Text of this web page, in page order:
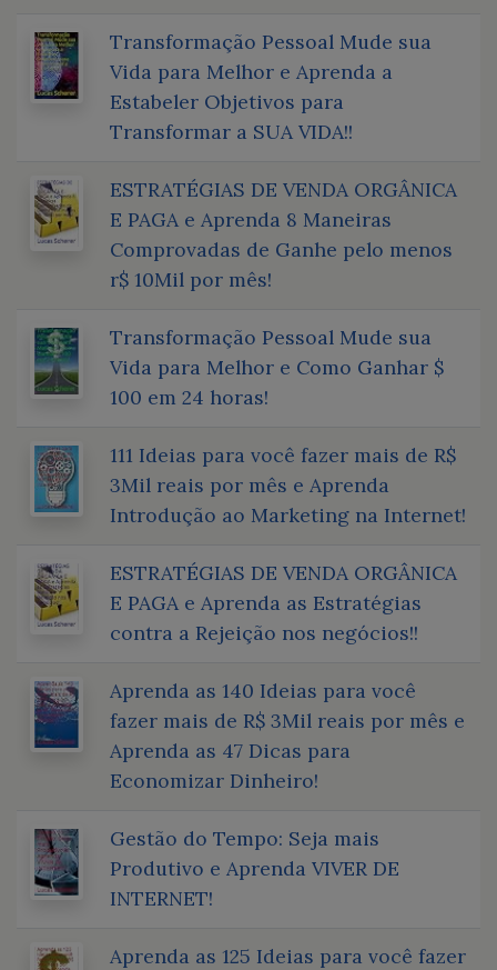
Transformação Pessoal Mude sua
Vida para Melhor e Aprenda a
Estabeler Objetivos para
Transformar a SUA VIDA!!
ESTRATÉGIAS DE VENDA ORGÂNICA
E PAGA e Aprenda 8 Maneiras
Comprovadas de Ganhe pelo menos
r$ 10Mil por mês!
Transformação Pessoal Mude sua
Vida para Melhor e Como Ganhar $
100 em 24 horas!
111 Ideias para você fazer mais de R$
3Mil reais por mês e Aprenda
Introdução ao Marketing na Internet!
ESTRATÉGIAS DE VENDA ORGÂNICA
E PAGA e Aprenda as Estratégias
contra a Rejeição nos negócios!!
Aprenda as 140 Ideias para você
fazer mais de R$ 3Mil reais por mês e
Aprenda as 47 Dicas para
Economizar Dinheiro!
Gestão do Tempo: Seja mais
Produtivo e Aprenda VIVER DE
INTERNET!
Aprenda as 125 Ideias para você fazer